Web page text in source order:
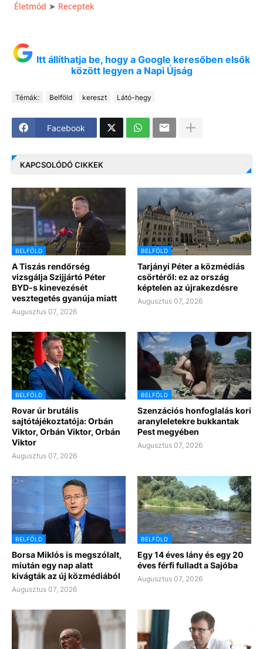
Életmód ➤ Receptek
Itt állíthatja be, hogy a Google keresőben elsők
között legyen a Napi Újság
Témák: Belföld kereszt Látó-hegy
Facebook
KAPCSOLÓDÓ CIKKEK
BELFÖLD
A Tiszás rendőrség
vizsgálja Szijjártó Péter
BYD-s kinevezését
vesztegetés gyanúja miatt
Augusztus 07, 2026
BELFÖLD
Tarjányi Péter a közmédiás
csörtéről: ez az ország
képtelen az újrakezdésre
Augusztus 07, 2026
BELFÖLD
Rovar úr brutális
sajtótájékoztatója: Orbán
Viktor, Orbán Viktor, Orbán
Viktor
Augusztus 07, 2026
BELFÖLD
Szenzációs honfoglalás kori
aranyleletekre bukkantak
Pest megyében
Augusztus 07, 2026
BELFÖLD
Borsa Miklós is megszólalt,
miután egy nap alatt
kivágták az új közmédiából
Augusztus 07, 2026
BELFÖLD
Egy 14 éves lány és egy 20
éves férfi fulladt a Sajóba
Augusztus 07, 2026